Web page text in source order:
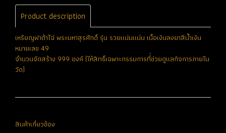
Product description
เหรียญฟาต้าไฉ่ พระมหาสุรศักดิ์ รุ่น รวยแน่นแน่น เนื้อเงินลงยาสีน้ำเงิน
หมายเลข 49
จำนวนจัดสร้าง 999 องค์ (ให้สิทธิ์เฉพาะกรรมการที่่ช่วยดูแลกิจการภายใน
วัด)
สินค้าเกี่ยวข้อง